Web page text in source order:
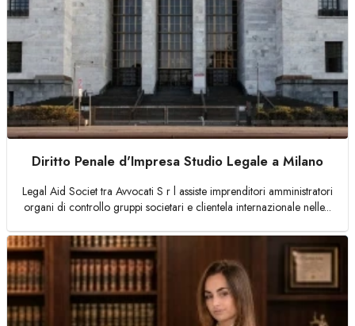
Diritto Penale d'Impresa Studio Legale a Milano
Legal Aid Societ tra Avvocati S r l assiste imprenditori amministratori
organi di controllo gruppi societari e clientela internazionale nelle...